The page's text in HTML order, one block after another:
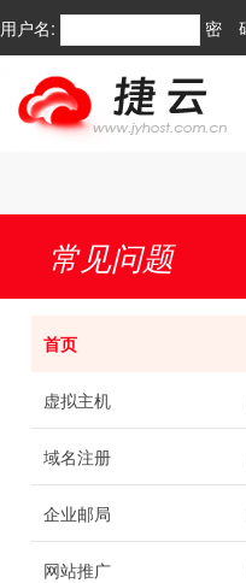
用户名: 密
常见问题
首页
虚拟主机
域名注册
企业邮局
网站推广